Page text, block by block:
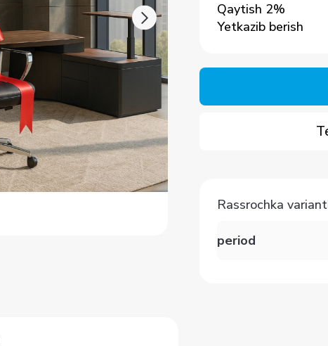
Qaytish 2%
Yetkazib berish
Rassrochka
period